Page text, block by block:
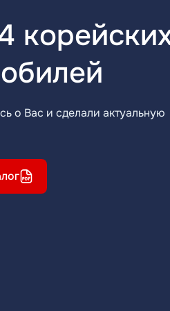
о Вас и сделали актуальную